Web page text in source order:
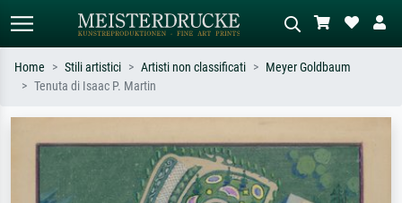
Monet, Notte stellata,
Impressionismo, onda di Hokusai,
astratto con molto rosso, dipinto a
olio scuro, nudo in piedi vicino a un
Home Stili artistici Artisti non classificati
Meyer Goldbaum
Tenuta di Isaac P. Martin